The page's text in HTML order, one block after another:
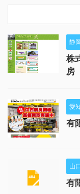
静
株
房
愛
有
山
有